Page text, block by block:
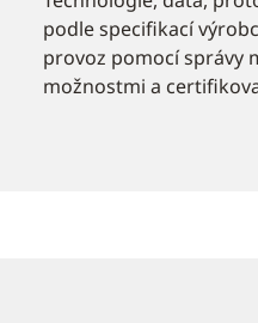
podle specifikací
provoz pomocí správy
možnostmi a